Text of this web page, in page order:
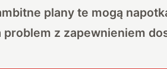
plany te mogą
z zapewnieniem